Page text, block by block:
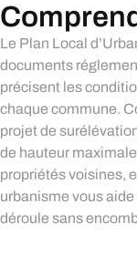
Le Plan Local
documents
précisent les
chaque commune.
projet de
de hauteur
propriétés voisines,
urbanisme vous
déroule sans